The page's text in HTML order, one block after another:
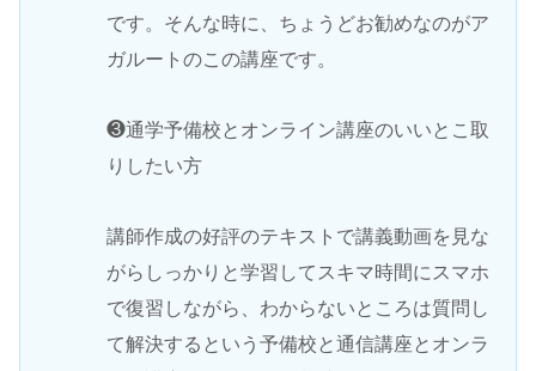
です。そんな時に、ちょうどお勧めなのがア
ガルートのこの講座です。
❸通学予備校とオンライン講座のいいとこ取
りしたい方
講師作成の好評のテキストで講義動画を見な
がらしっかりと学習してスキマ時間にスマホ
で復習しながら、わからないところは質問し
て解決するという予備校と通信講座とオンラ